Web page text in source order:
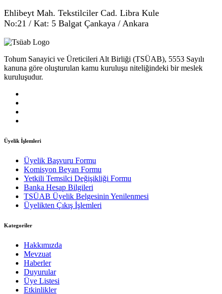
Ehlibeyt Mah. Tekstilciler Cad. Libra Kule
No:21 / Kat: 5 Balgat Çankaya / Ankara
Tohum Sanayici ve Üreticileri Alt Birliği (TSÜAB), 5553 Sayılı
kanuna göre oluşturulan kamu kuruluşu niteliğindeki bir meslek
kuruluşudur.
Üyelik İşlemleri
Üyelik Başvuru Formu
Komisyon Beyan Formu
Yetkili Temsilci Değişikliği Formu
Banka Hesap Bilgileri
TSÜAB Üyelik Belgesinin Yenilenmesi
Üyelikten Çıkış İşlemleri
Kategoriler
Hakkımızda
Mevzuat
Haberler
Duyurular
Üye Listesi
Etkinlikler